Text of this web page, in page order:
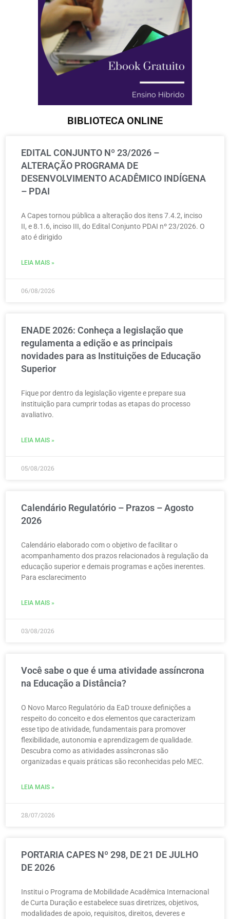
BIBLIOTECA ONLINE
EDITAL CONJUNTO Nº 23/2026 –
ALTERAÇÃO PROGRAMA DE
DESENVOLVIMENTO ACADÊMICO INDÍGENA
– PDAI
A Capes tornou pública a alteração dos itens 7.4.2, inciso
II, e 8.1.6, inciso III, do Edital Conjunto PDAI nº 23/2026. O
ato é dirigido
LEIA MAIS »
06/08/2026
ENADE 2026: Conheça a legislação que
regulamenta a edição e as principais
novidades para as Instituições de Educação
Superior
Fique por dentro da legislação vigente e prepare sua
instituição para cumprir todas as etapas do processo
avaliativo.
LEIA MAIS »
05/08/2026
Calendário Regulatório – Prazos – Agosto
2026
Calendário elaborado com o objetivo de facilitar o
acompanhamento dos prazos relacionados à regulação da
educação superior e demais programas e ações inerentes.
Para esclarecimento
LEIA MAIS »
03/08/2026
Você sabe o que é uma atividade assíncrona
na Educação a Distância?
O Novo Marco Regulatório da EaD trouxe definições a
respeito do conceito e dos elementos que caracterizam
esse tipo de atividade, fundamentais para promover
flexibilidade, autonomia e aprendizagem de qualidade.
Descubra como as atividades assíncronas são
organizadas e quais práticas são reconhecidas pelo MEC.
LEIA MAIS »
28/07/2026
PORTARIA CAPES Nº 298, DE 21 DE JULHO
DE 2026
Institui o Programa de Mobilidade Acadêmica Internacional
de Curta Duração e estabelece suas diretrizes, objetivos,
modalidades de apoio, requisitos, direitos, deveres e